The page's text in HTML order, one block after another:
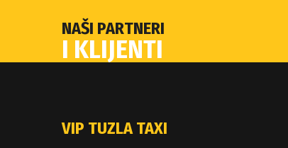
NAŠI PARTNERI
I KLIJENTI
VIP TUZLA TAXI